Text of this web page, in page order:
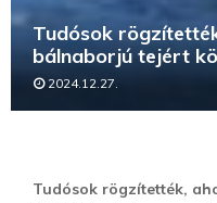
Tudósok
bálnaborjú tejért
2024.12.27.
Tudósok rögzítették,